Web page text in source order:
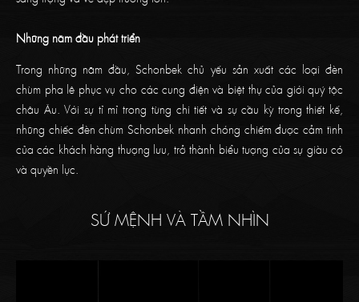
Những năm đầu phát triển
Trong những năm đầu, Schonbek chủ yếu sản xuất các loại đèn
chùm pha lê phục vụ cho các cung điện và biệt thự của giới quý tộc
châu Âu. Với sự tỉ mỉ trong từng chi tiết và sự cầu kỳ trong thiết kế,
những chiếc đèn chùm Schonbek nhanh chóng chiếm được cảm tình
của các khách hàng thượng lưu, trở thành biểu tượng của sự giàu có
và quyền lực.
SỨ MỆNH VÀ TẦM NHÌN